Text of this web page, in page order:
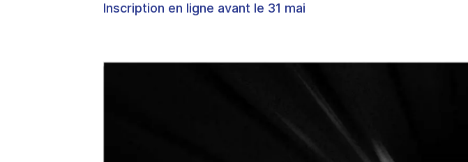
Inscription en ligne avant le 31 mai